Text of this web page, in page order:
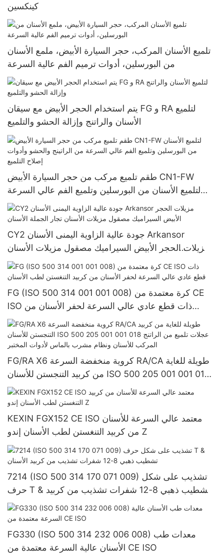
كينكسين
تلميع الأسنان المركب، حجر السيارة الأبيض، ملمع الأسنان
من البورسلين، أدوات ترميم الفم عالية السرعة
يتم استخدام الحجر الأبيض مع سيقان FG و RA لتلميع
الأسنان والراتنج وإزالة الحشو والتلميع
طقم تلميع مركب من حجر السيارة الأبيض CN1-FW
لتلميع الأسنان من البورسلين وتلميع الفم عالي السرعة
من الراتينج والحشو وأدوات إصلاح التلميع
CY2 جودة عالية الزاوية اليمنى الأسنان Arkansor
مزيلات الحجر الأبيض السيراميك مصقول مزيلات الأسنان
تجار الجملة الأسنان
FG (ISO 500 314 001 001 008) كرة معتمدة من CE
ISO ذات قطع عادي عالي السرعة لحفر الأسنان من
كربيد التنغستن لطب الأسنان
FG/RA X6 كروية منخفضة السرعة RA/CA طويلة للغاية
من كربيد التنجستن للأسنان ISO 500 205 001 001 018
عجلات تلميع من الراتنج المركب للأسنان ونظام مشرب
بالماس لأدوات المختبر
KEXIN FGX152 CE ISO معتمد عالي السرعة للأسنان
من كربيد التنغستن لطب الأسنان إندو Z
7214 (ISO 500 314 170 071 009) تشذيب على شكل
حرف T & تشطيب ذهبي 8-12 شفرات تشذيب من كربيد
الأسنان
FG330 (ISO 500 314 232 006 008) معدات طب
الأسنان عالية السرعة معتمدة من CE ISO